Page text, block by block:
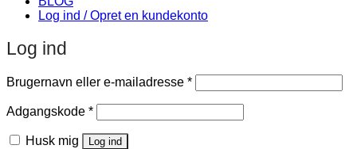
Log ind / Opret en kundekonto
Log ind
Brugernavn eller e-mailadresse *Påkrævet
Adgangskode *Påkrævet
Husk mig Log ind